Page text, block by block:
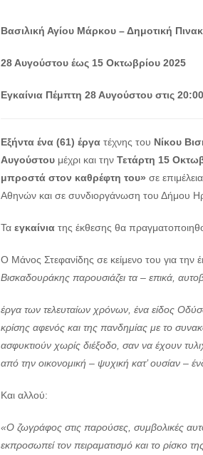
Βασιλική Αγίου Μάρκου – Δημοτική
28 Αυγούστου έως 15 Οκτωβρίου 2025
Εγκαίνια Πέμπτη 28 Αυγούστου στις 20:00
Εξήντα ένα (61) έργατέχνης του Νίκου
Αυγούστουμέχρι και την Τετάρτη 15
μπροστά στον καθρέφτη του» σε
Αθηνών και σε συνδιοργάνωση του Δήμου
Τα εγκαίνια της έκθεσης θα
Ο Μάνος Στεφανίδης σε κείμενο του για την
Βισκαδουράκης παρουσιάζει τα – επικά,
έργα των τελευταίων χρόνων, ένα είδος
κρίσης αφενός και της πανδημίας με το
ασφυκτιούν χωρίς διέξοδο, σαν να έχουν
από την οικονομική – ψυχική κατ’ ουσίαν –
Και αλλού:
«Ο ζωγράφος στις παρούσες, συμβολικές
εκπροσωπεί τον πειραματισμό και το ρίσκο